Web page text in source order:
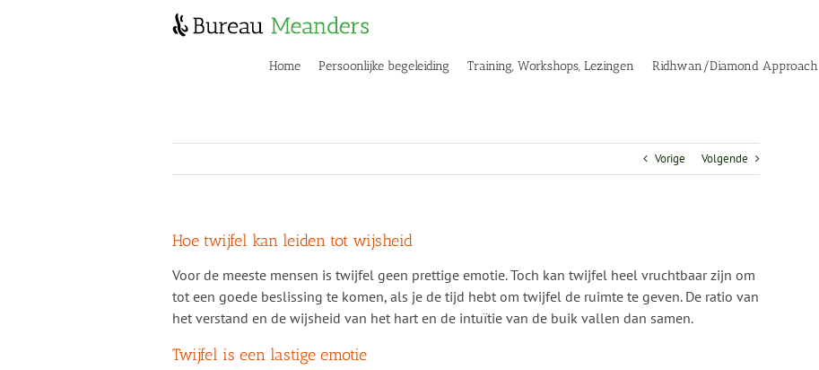
Home
Persoonlijke begeleiding Training, Workshops, Lezingen Ridhwan/Diamond Approach
Vorige Volgende
Hoe twijfel kan leiden tot wijsheid
Voor de meeste mensen is twijfel geen prettige emotie. Toch kan twijfel heel vruchtbaar zijn om
tot een goede beslissing te komen, als je de tijd hebt om twijfel de ruimte te geven. De ratio van
het verstand en de wijsheid van het hart en de intuïtie van de buik vallen dan samen.
Twijfel is een lastige emotie